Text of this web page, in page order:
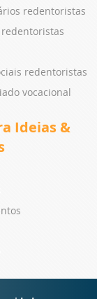
redentoristas
redentoristas
vocacional
Ideias &